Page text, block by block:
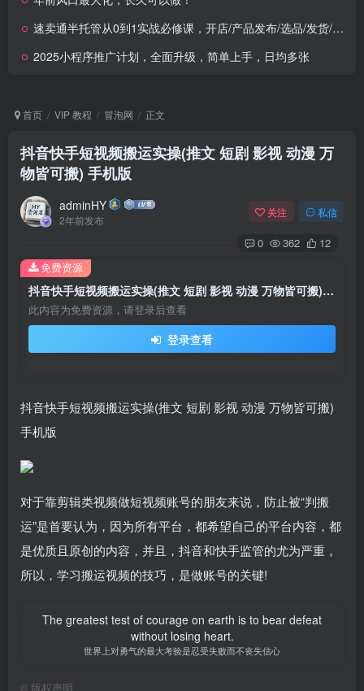
速卖通半托管从0到1实战必修课，开店/产品发布/选品/发货/广告/规则/ERP/干货等
2025小程序推广计划，全面升级，简单上手，日均多张
首页 VIP 教程 冒泡网 正文
抖音快手短视频搬运实操(推文 短剧 影视 动漫 万
物皆可搬) 手机版
adminHY
2年前发布
关注 私信
0 362 12
抖音快手短视频搬运实操(推文 短剧 影视 动漫 万物皆可搬) 手机版
此内容为免费资源，请登录后查看
登录查看
免费资源
抖音快手短视频搬运实操(推文 短剧 影视 动漫 万物皆可搬)
手机版
对于靠剪辑类视频做短视频账号的朋友来说，防止被“判搬
运”是首要认为，因为所有平台，都希望自己的平台内容，都
是优质且原创的内容，并且，抖音和快手监管的尤为严重，
所以，学习搬运视频的技巧，是做账号的关键!
The greatest test of courage on earth is to bear defeat
without losing heart.
世界上对勇气的最大考验是忍受失败而不丧失信心
© 版权声明